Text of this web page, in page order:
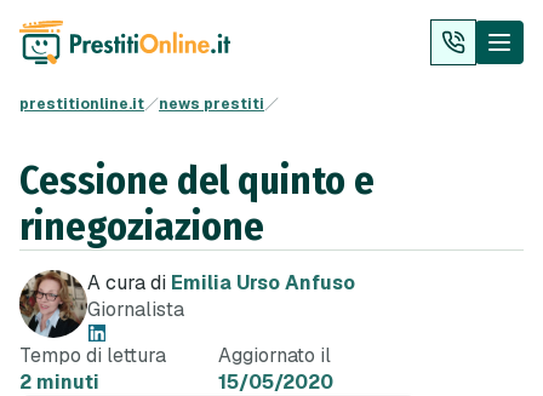
prestitionline.it news prestiti
Cessione del quinto e
rinegoziazione
A cura di Emilia Urso Anfuso
Giornalista
Tempo di lettura
2 minuti
Aggiornato il
15/05/2020